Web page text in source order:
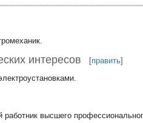
интересов [править]
высшего